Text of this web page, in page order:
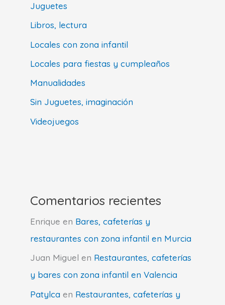
Juguetes
Libros, lectura
Locales con zona infantil
Locales para fiestas y cumpleaños
Manualidades
Sin Juguetes, imaginación
Videojuegos
Comentarios recientes
Enrique en Bares, cafeterías y
restaurantes con zona infantil en Murcia
Juan Miguel en Restaurantes, cafeterías
y bares con zona infantil en Valencia
Patylca en Restaurantes, cafeterías y